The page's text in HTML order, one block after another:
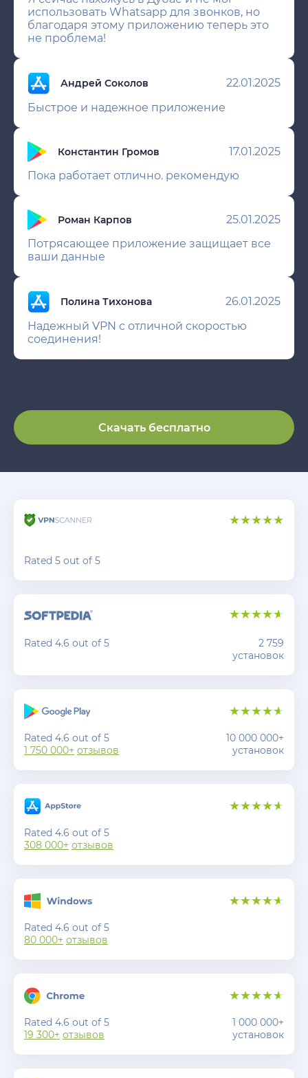
использовать Whatsapp для звонков, но
благодаря этому приложению теперь это
не проблема!
Андрей Соколов
22.01.2025
Быстрое и надежное приложение
Константин Громов
17.01.2025
Пока работает отлично. рекомендую
Роман Карпов
25.01.2025
Потрясающее приложение защищает все
ваши данные
Полина Тихонова
26.01.2025
Надежный VPN с отличной скоростью
соединения!
Скачать бесплатно
Rated 5 out of 5
Rated 4.6 out of 5
2 759
установок
Rated 4.6 out of 5
1 750 000+ отзывов
10 000 000+
установок
Rated 4.6 out of 5
308 000+ отзывов
Rated 4.6 out of 5
80 000+ отзывов
Rated 4.6 out of 5
19 300+ отзывов
1 000 000+
установок